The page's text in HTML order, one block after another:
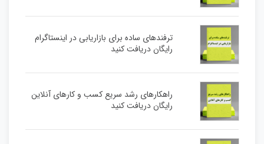
ترفندهای ساده برای بازاریابی در اینستاگرام
رایگان دریافت کنید
راهکارهای رشد سریع کسب و کارهای آنلاین
رایگان دریافت کنید